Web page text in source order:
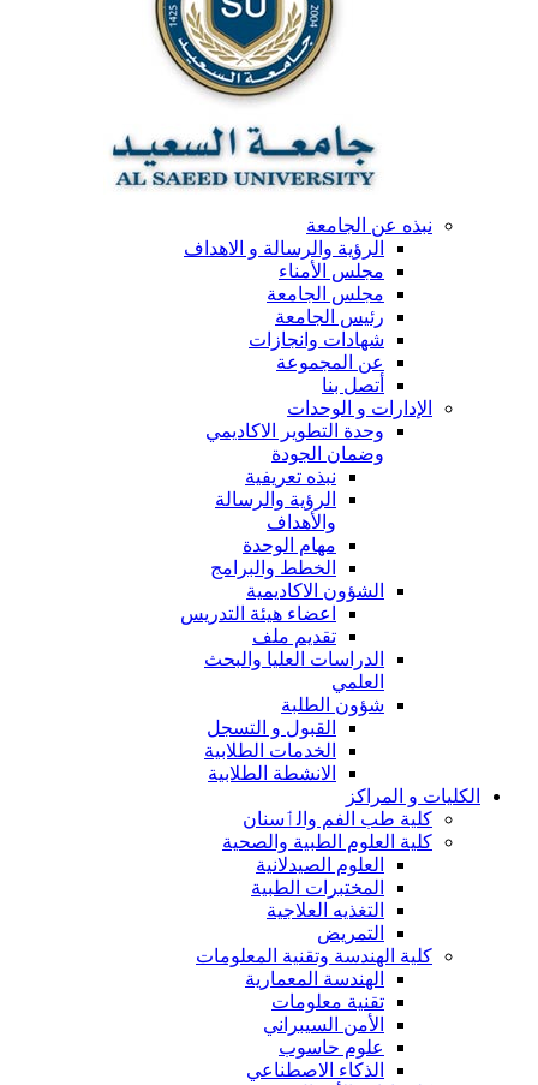
نبذه عن الجامعة
الرؤية والرسالة و الاهداف
مجلس الأمناء
مجلس الجامعة
رئيس الجامعة
شهادات وانجازات
عن المجموعة
أتصل بنا
الإدارات و الوحدات
وحدة التطوير الاكاديمي
وضمان الجودة
نبذه تعريفية
الرؤية والرسالة
والأهداف
مهام الوحدة
الخطط والبرامج
الشؤون الاكاديمية
اعضاء هيئة التدريس
تقديم ملف
الدراسات العليا والبحث
العلمي
شؤون الطلبة
القبول و التسجل
الخدمات الطلابية
الانشطة الطلابية
الكليات و المراكز
كلية طب الفم والٲسنان
كلية العلوم الطبية والصحية
العلوم الصيدلانية
المختبرات الطبية
التغذيه العلاجية
التمريض
كلية الهندسة وتقنية المعلومات
الهندسة المعمارية
تقنية معلومات
الأمن السيبراني
علوم حاسوب
الذكاء الاصطناعي